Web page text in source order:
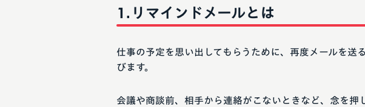
リマインドメールとは
仕事の予定を思い出してもらうために、再度メールを送
びます。
会議や商談前、相手から連絡がこないときなど、念を押